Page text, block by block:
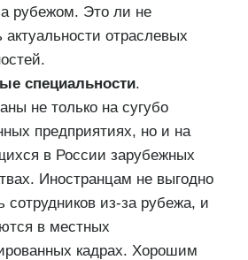
рубежом. Это ли не
актуальности отраслевых
специальности.
не только на сугубо
предприятиях, но и на
в России зарубежных
Иностранцам не выгодно
сотрудников из-за рубежа, и
в местных
кадрах. Хорошим